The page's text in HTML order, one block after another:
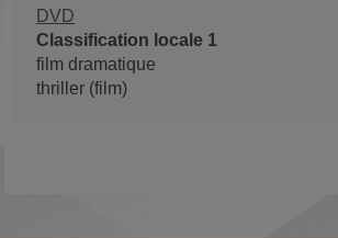
DVD
Classification locale 1
film dramatique
thriller (film)